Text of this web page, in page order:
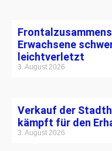
Erwachsene
leichtverletzt
3. August 2026
Verkauf der
kämpft für den
3. August 2026